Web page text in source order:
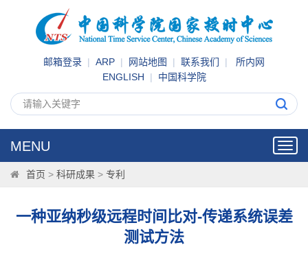
邮箱登录 | ARP | 网站地图 | 联系我们 | 所内网
ENGLISH | 中国科学院
MENU
首页 > 科研成果 > 专利
一种亚纳秒级远程时间比对-传递系统误差
测试方法